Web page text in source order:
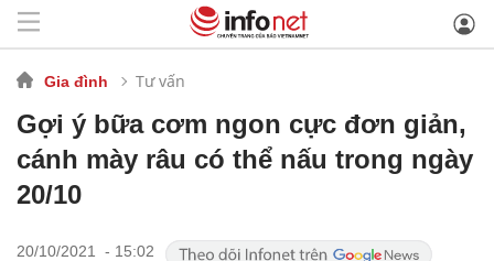
Gia đình Tư vấn
Gợi ý bữa cơm ngon cực đơn giản,
cánh mày râu có thể nấu trong ngày
20/10
20/10/2021 - 15:02